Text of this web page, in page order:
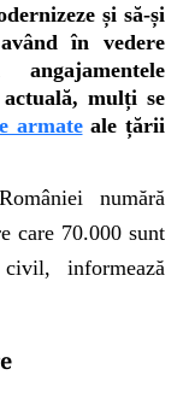
și să-și
în vedere
mulți se
armateale țării
numără
care 70.000 sunt
informează